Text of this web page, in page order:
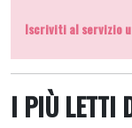
Iscriviti al servizio
I PIÙ LETTI